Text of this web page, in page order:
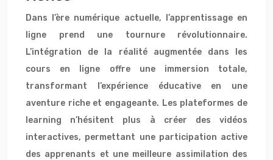
Dans l’ère numérique actuelle, l’apprentissage en
ligne prend une tournure révolutionnaire.
L’intégration de la réalité augmentée dans les
cours en ligne offre une immersion totale,
transformant l’expérience éducative en une
aventure riche et engageante. Les plateformes de
learning n’hésitent plus à créer des vidéos
interactives, permettant une participation active
des apprenants et une meilleure assimilation des